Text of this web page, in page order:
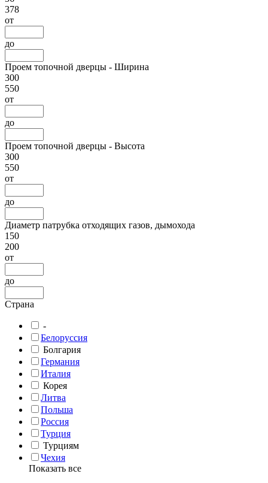
378
от
до
Проем топочной дверцы - Ширина
300
550
от
до
Проем топочной дверцы - Высота
300
550
от
до
Диаметр патрубка отходящих газов, дымохода
150
200
от
до
Страна
-
Белоруссия
Болгария
Германия
Италия
Корея
Литва
Польша
Россия
Турция
Турциям
Чехия
Показать все